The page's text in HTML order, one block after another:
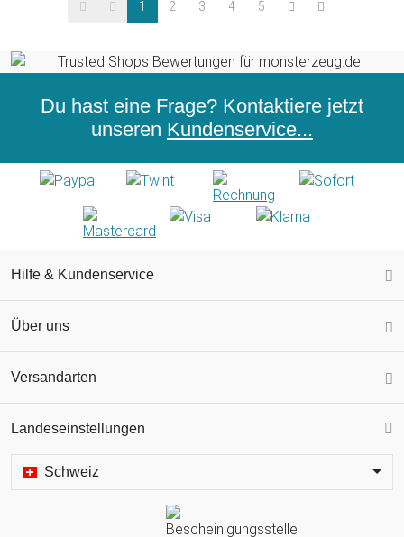
1 2 3 4 5
Du hast eine Frage? Kontaktiere jetzt
unseren Kundenservice...
Hilfe & Kundenservice
Über uns
Versandarten
Landeseinstellungen
Schweiz